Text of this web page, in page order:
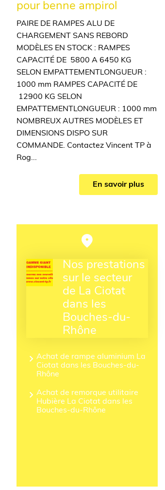
pour benne ampirol
PAIRE DE RAMPES ALU DE
CHARGEMENT SANS REBORD
MODÈLES EN STOCK : RAMPES
CAPACITÉ DE 5800 A 6450 KG
SELON EMPATTEMENTLONGUEUR :
1000 mm RAMPES CAPACITÉ DE
12900 KG SELON
EMPATTEMENTLONGUEUR : 1000 mm
NOMBREUX AUTRES MODÈLES ET
DIMENSIONS DISPO SUR
COMMANDE. Contactez Vincent TP à
Rog...
En savoir plus
Nos prestations
sur le secteur
de La Ciotat
dans les
Bouches-du-
Rhône
Achat de rampe aluminium La
Ciotat dans les Bouches-du-
Rhône
Achat de remorque utilitaire
Hubière La Ciotat dans les
Bouches-du-Rhône